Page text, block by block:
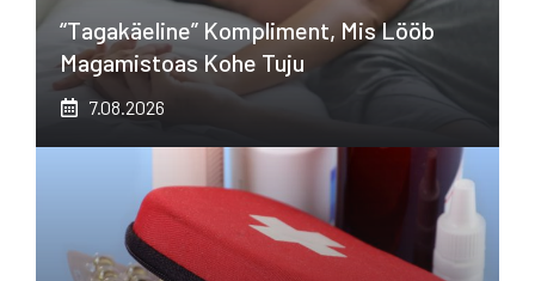
“Tagakäeline” Kompliment, Mis Lööb
Magamistoas Kohe Tuju
7.08.2026